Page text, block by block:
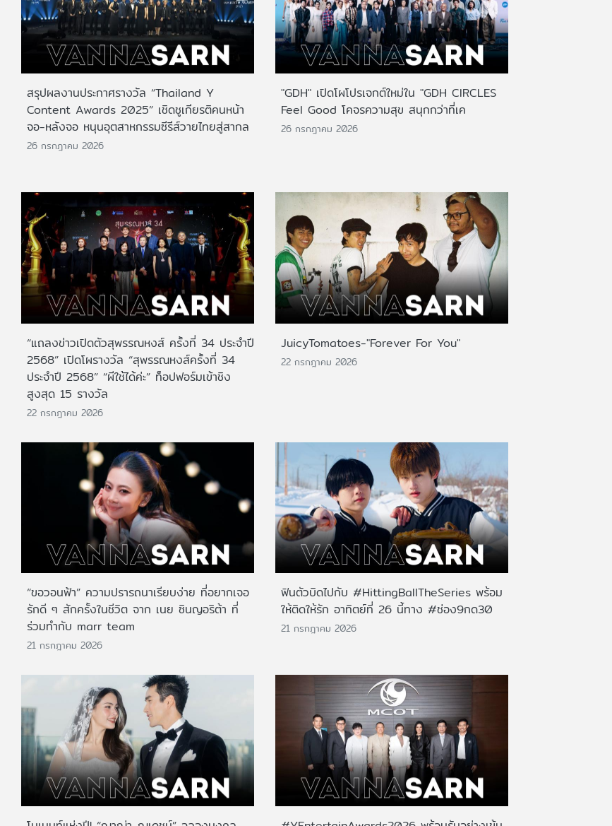
สรุปผลงานประกาศรางวัล “Thailand Y
Content Awards 2025” เชิดชูเกียรติคนหน้า
จอ-หลังจอ หนุนอุตสาหกรรมซีรีส์วายไทยสู่สากล
26 กรกฎาคม 2026
"GDH" เปิดโผโปรเจกต์ใหม่ใน "GDH CIRCLES
Feel Good โคจรความสุข สนุกกว่าที่เค
26 กรกฎาคม 2026
“แถลงข่าวเปิดตัวสุพรรณหงส์ ครั้งที่ 34 ประจำปี
2568” เปิดโผรางวัล “สุพรรณหงส์ครั้งที่ 34
ประจำปี 2568” “ผีใช้ได้ค่ะ” ท็อปฟอร์มเข้าชิง
สูงสุด 15 รางวัล
22 กรกฎาคม 2026
JuicyTomatoes-"Forever For You"
22 กรกฎาคม 2026
“ขอวอนฟ้า” ความปรารถนาเรียบง่าย ที่อยากเจอ
รักดี ๆ สักครั้งในชีวิต จาก เนย ซินญอริต้า ที่
ร่วมทำกับ marr team
21 กรกฎาคม 2026
ฟินตัวบิดไปกับ #HittingBallTheSeries พร้อม
ให้ติดให้รัก อาทิตย์ที่ 26 นี้ทาง #ช่อง9กด30
21 กรกฎาคม 2026